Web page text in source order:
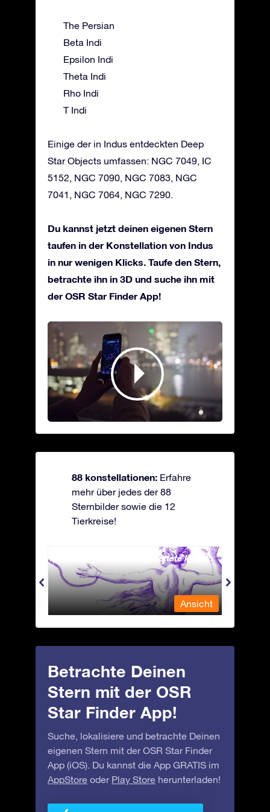
The Persian
Beta Indi
Epsilon Indi
Theta Indi
Rho Indi
T Indi
Einige der in Indus entdeckten Deep
Star Objects umfassen: NGC 7049, IC
5152, NGC 7090, NGC 7083, NGC
7041, NGC 7064, NGC 7290.
Du kannst jetzt deinen eigenen Stern
taufen in der Konstellation von Indus
in nur wenigen Klicks. Taufe den Stern,
betrachte ihn in 3D und suche ihn mit
der OSR Star Finder App!
88 konstellationen: Erfahre
mehr über jedes der 88
Sternbilder sowie die 12
Tierkreise!
Andromeda - Die angekettete Magd
Ansicht
Betrachte Deinen
Stern mit der OSR
Star Finder App!
Suche, lokalisiere und betrachte Deinen
eigenen Stern mit der OSR Star Finder
App (iOS). Du kannst die App GRATIS im
AppStore oder Play Store herunterladen!